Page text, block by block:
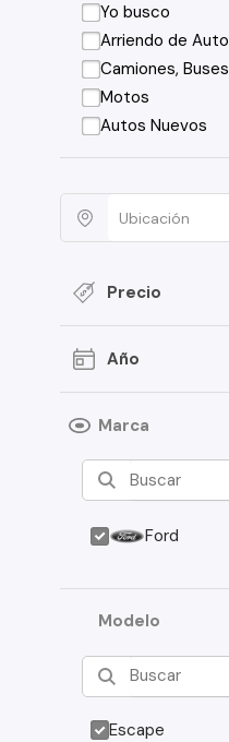
Yo busco
Arriendo de
Camiones,
Motos
Autos Nuevos
Precio
Año
Marca
Ford
Modelo
Escape